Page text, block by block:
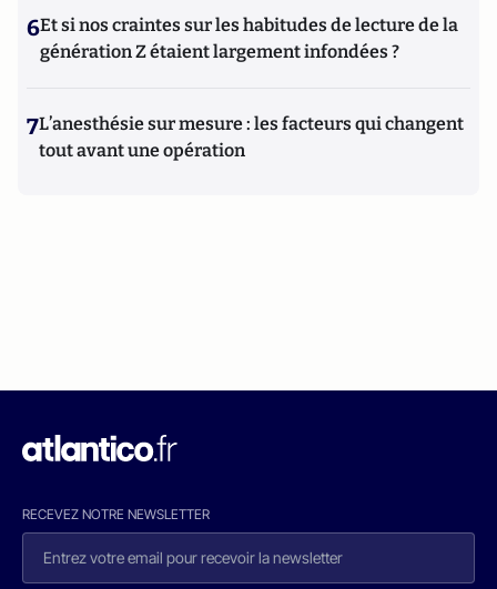
6Et si nos craintes sur les habitudes de lecture de la
génération Z étaient largement infondées ?
7L’anesthésie sur mesure : les facteurs qui changent
tout avant une opération
RECEVEZ NOTRE NEWSLETTER